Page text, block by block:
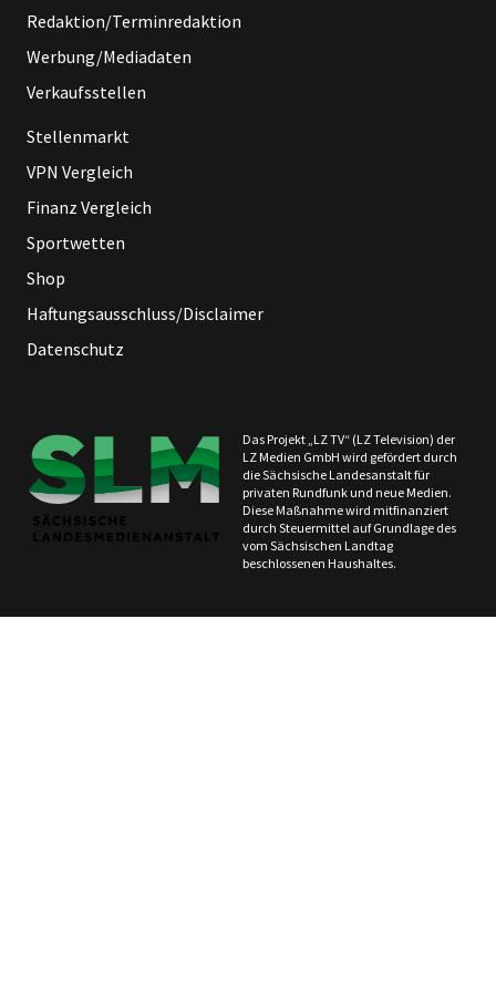
Redaktion/Terminredaktion
Werbung/Mediadaten
Verkaufsstellen
Stellenmarkt
VPN Vergleich
Finanz Vergleich
Sportwetten
Shop
Haftungsausschluss/Disclaimer
Datenschutz
Das Projekt „LZ TV“ (LZ Television) der
LZ Medien GmbH wird gefördert durch
die Sächsische Landesanstalt für
privaten Rundfunk und neue Medien.
Diese Maßnahme wird mitfinanziert
durch Steuermittel auf Grundlage des
vom Sächsischen Landtag
beschlossenen Haushaltes.